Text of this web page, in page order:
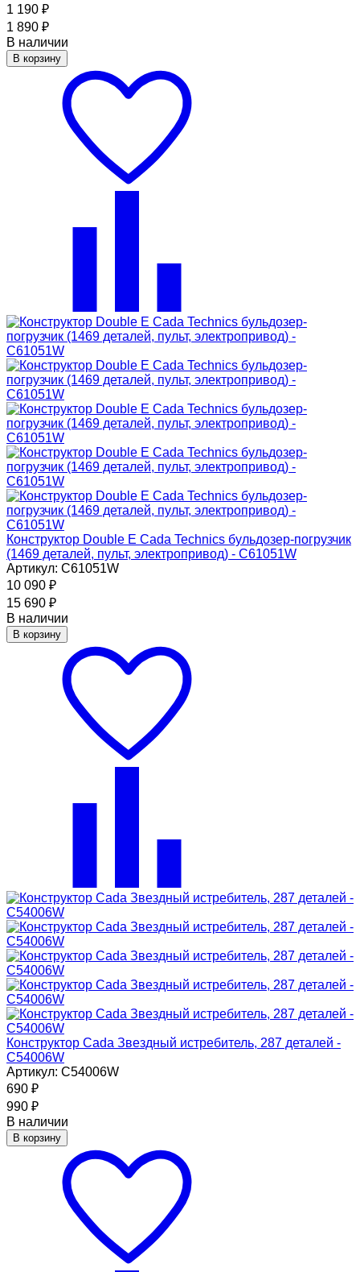
1 190 ₽
1 890 ₽
В наличии
В корзину
Конструктор Double E Cada Technics бульдозер-погрузчик
(1469 деталей, пульт, электропривод) - C61051W
Артикул: C61051W
10 090 ₽
15 690 ₽
В наличии
В корзину
Конструктор Cada Звездный истребитель, 287 деталей -
C54006W
Артикул: C54006W
690 ₽
990 ₽
В наличии
В корзину